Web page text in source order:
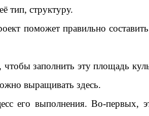
тип, структуру.
поможет правильно
заполнить эту площадь
выращивать здесь.
его выполнения. Во-первых,